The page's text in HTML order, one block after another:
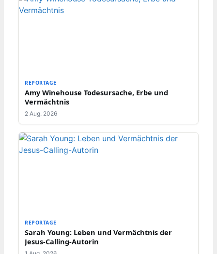
REPORTAGE
Amy Winehouse Todesursache, Erbe und
Vermächtnis
2 Aug. 2026
REPORTAGE
Sarah Young: Leben und Vermächtnis der
Jesus-Calling-Autorin